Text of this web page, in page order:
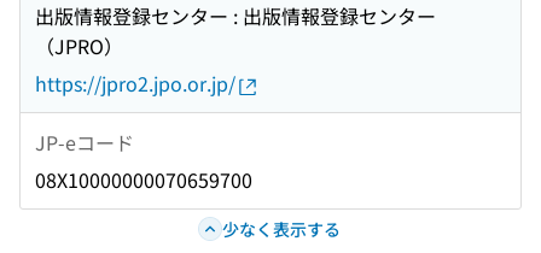
出版情報登録センター : 出版情報登録センター
（JPRO）
https://jpro2.jpo.or.jp/
JP-eコード
08X10000000070659700
少なく表示する